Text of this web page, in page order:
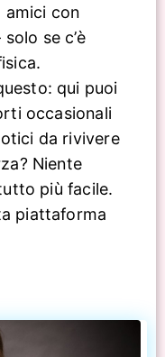
amici con
se c’è
qui puoi
occasionali
da rivivere
Niente
più facile.
piattaforma